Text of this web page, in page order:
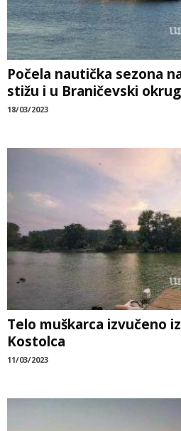
Počela nautička sezona
stižu i u Braničevski okrug
18/03/2023
Telo muškarca izvučeno
Kostolca
11/03/2023